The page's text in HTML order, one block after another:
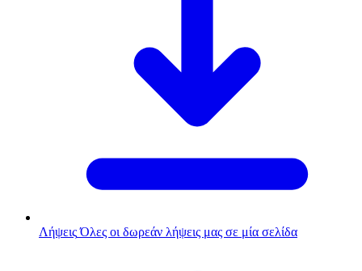
Λήψεις Όλες οι δωρεάν λήψεις μας σε μία σελίδα